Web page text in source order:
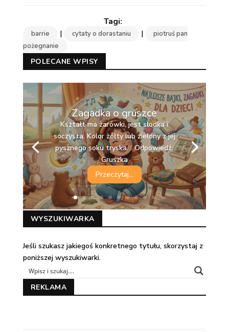
barrie | cytaty o dorastaniu |
piotruś pan
pożegnanie
POLECANE WPISY
Zagadka o gruszce
Kształt ma żarówki, jest słodka i
soczysta. Kolor żółty lub zielony z jej
pysznego soku tryska. Odpowiedź:
Gruszka
Przeczytaj...
WYSZUKIWARKA
Jeśli szukasz jakiegoś konkretnego tytułu, skorzystaj z
poniższej wyszukiwarki.
REKLAMA